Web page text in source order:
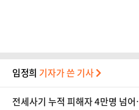
임정희 기자가 쓴 기사
전세사기 누적 피해자 4만명 넘